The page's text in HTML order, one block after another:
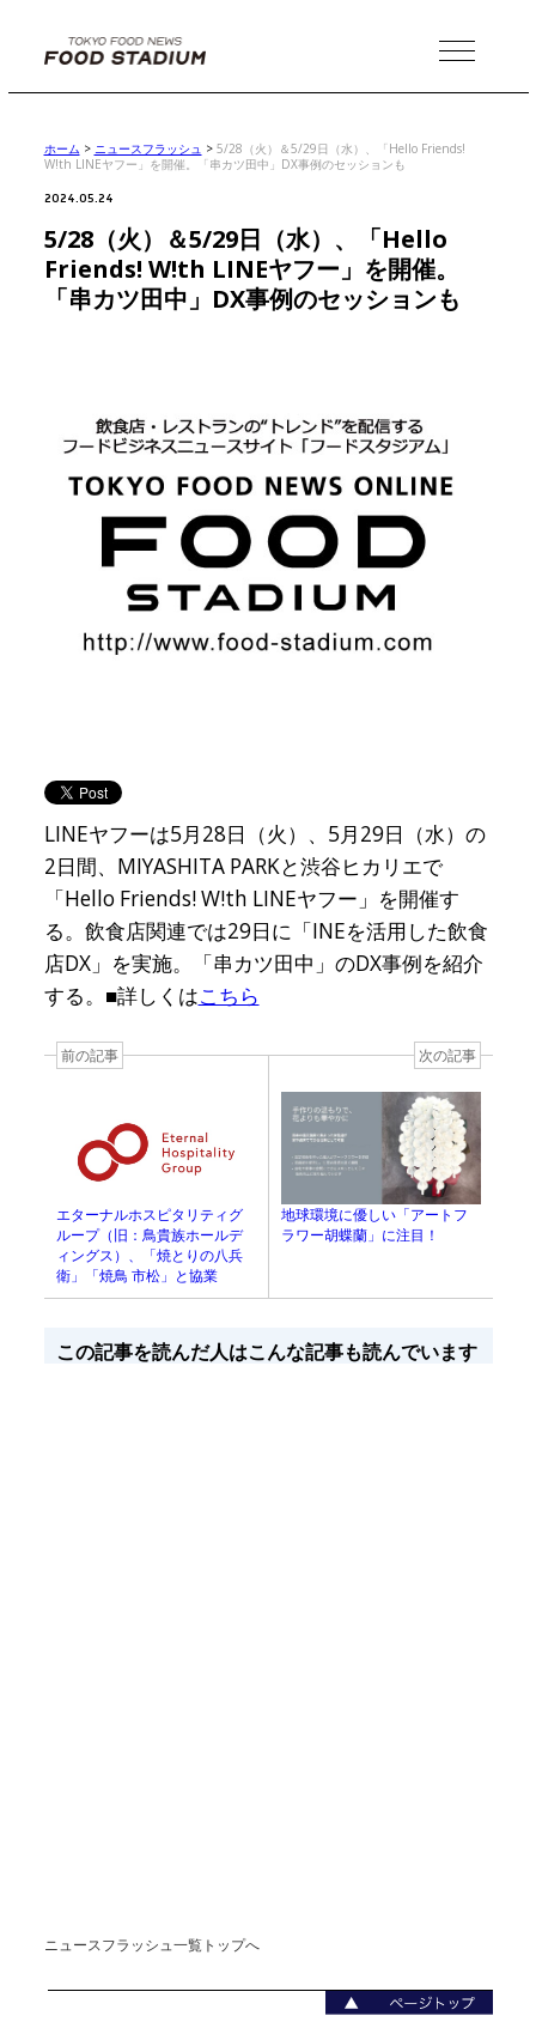
MENU
ホーム > ニュースフラッシュ > 5/28（火）＆5/29日（水）、「Hello Friends!
W!th LINEヤフー」を開催。「串カツ田中」DX事例のセッションも
2024.05.24
5/28（火）＆5/29日（水）、「Hello
Friends! W!th LINEヤフー」を開催。
「串カツ田中」DX事例のセッションも
LINEヤフーは5月28日（火）、5月29日（水）の
2日間、MIYASHITA PARKと渋谷ヒカリエで
「Hello Friends! W!th LINEヤフー」を開催す
る。飲食店関連では29日に「INEを活用した飲食
店DX」を実施。「串カツ田中」のDX事例を紹介
する。■詳しくはこちら
前の記事
エターナルホスピタリティグ
ループ（旧：鳥貴族ホールデ
ィングス）、「焼とりの八兵
衛」「焼鳥 市松」と協業
次の記事
地球環境に優しい「アートフ
ラワー胡蝶蘭」に注目！
この記事を読んだ人はこんな記事も読んでいます
ニュースフラッシュ一覧トップへ